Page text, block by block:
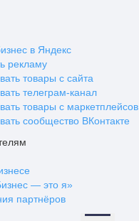
в Яндекс
рекламу
товары с сайта
телеграм-канал
товары с маркетплейсов
сообщество ВКонтакте
— это я»
партнёров